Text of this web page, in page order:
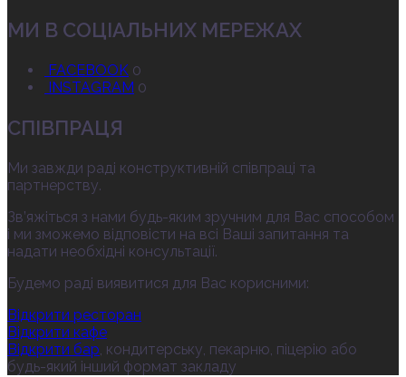
МИ В СОЦІАЛЬНИХ МЕРЕЖАХ
FACEBOOK 0
INSTAGRAM 0
СПІВПРАЦЯ
Ми завжди раді конструктивній співпраці та
партнерству.
Зв’яжіться з нами будь-яким зручним для Вас способом
і ми зможемо відповісти на всі Ваші запитання та
надати необхідні консультації.
Будемо раді виявитися для Вас корисними:
Відкрити ресторан
Відкрити кафе
Відкрити бар, кондитерську, пекарню, піцерію або
будь-який інший формат закладу